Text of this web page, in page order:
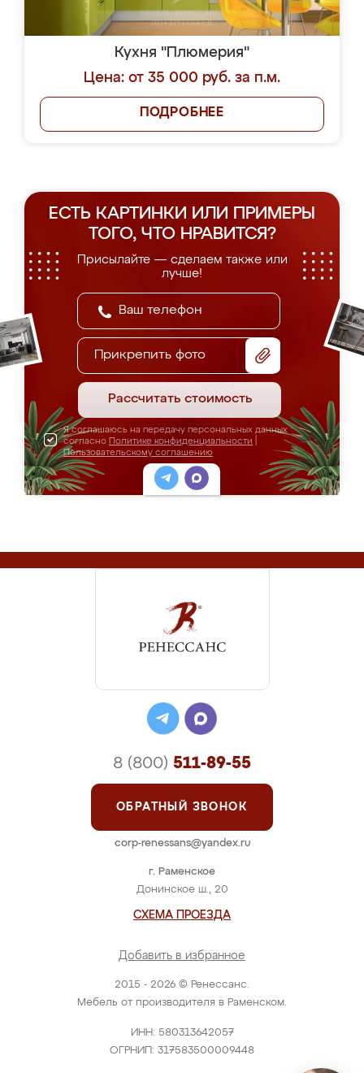
Кухня "Плюмерия"
Цена: от 35 000 руб. за п.м.
ПОДРОБНЕЕ
ЕСТЬ КАРТИНКИ ИЛИ ПРИМЕРЫ
ТОГО, ЧТО НРАВИТСЯ?
Присылайте — сделаем также или
лучше!
Прикрепить фото
Рассчитать стоимость
Я соглашаюсь на передачу персональных данных
согласно Политике конфиденциальности
Пользовательскому соглашению
2015 - 2026 © Ренессанс.
Мебель от производителя в Раменском.
ИНН: 580313642057
ОГРНИП: 317583500009448
г. Раменское
Донинское ш., 20
СХЕМА ПРОЕЗДА
Добавить в избранное
8 (800) 511-89-55
ОБРАТНЫЙ ЗВОНОК
corp-renessans@yandex.ru